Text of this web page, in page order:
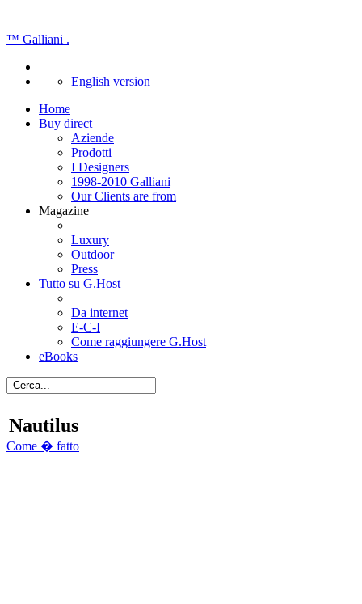
™ Galliani .
English version
Home
Buy direct
Aziende
Prodotti
I Designers
1998-2010 Galliani
Our Clients are from
Magazine
Luxury
Outdoor
Press
Tutto su G.Host
Da internet
E-C-I
Come raggiungere G.Host
eBooks
Nautilus
Come � fatto